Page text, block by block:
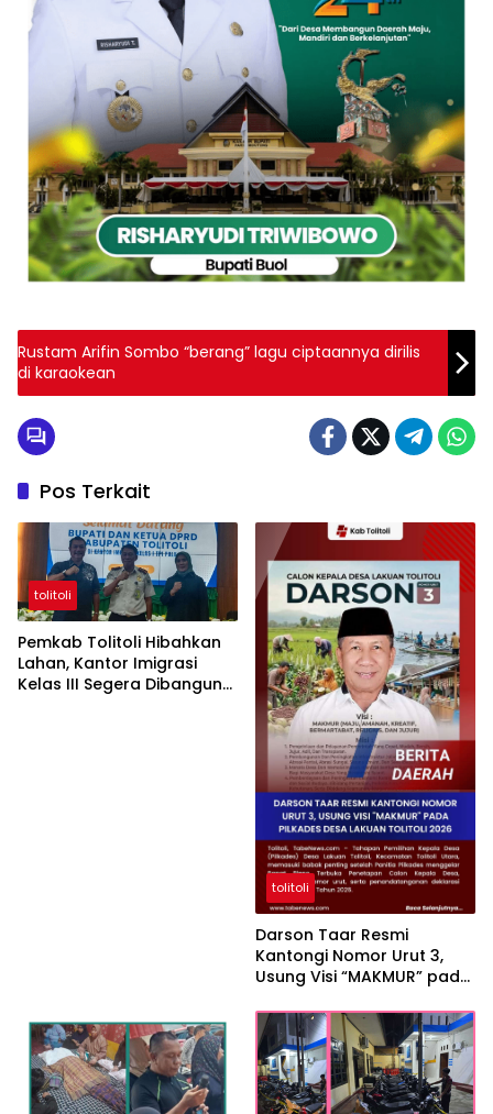
Rustam Arifin Sombo “berang” lagu ciptaannya dirilis
di karaokean
Pos Terkait
tolitoli
Pemkab Tolitoli Hibahkan
Lahan, Kantor Imigrasi
Kelas III Segera Dibangun
tolitoli
Darson Taar Resmi
Kantongi Nomor Urut 3,
Usung Visi “MAKMUR” pada
Tolitoli 2026